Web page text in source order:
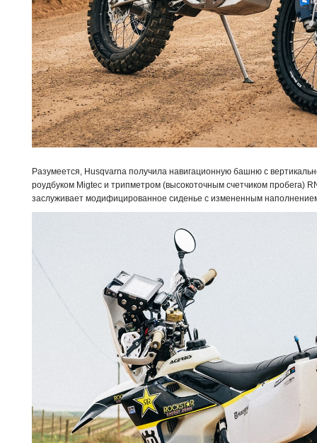
Разумеется, Husqvarna получила навигационную башню с
роудбуком Migtec и трипметром (высокоточным счетчиком пробега)
заслуживает модифицированное сиденье с измененным